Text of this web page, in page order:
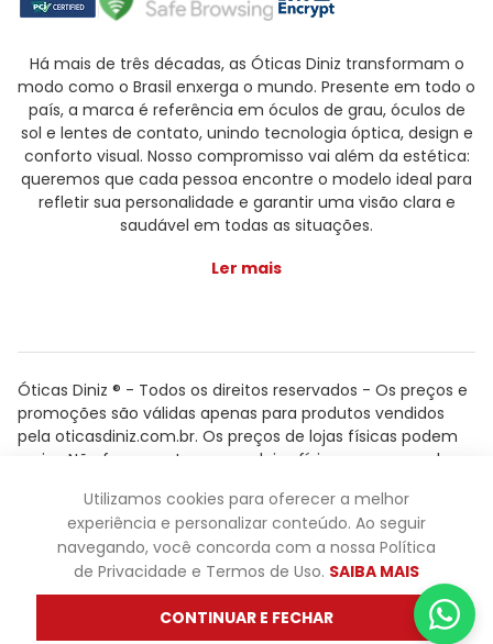
Há mais de três décadas, as Óticas Diniz transformam o
modo como o Brasil enxerga o mundo. Presente em todo o
país, a marca é referência em óculos de grau, óculos de
sol e lentes de contato, unindo tecnologia óptica, design e
conforto visual. Nosso compromisso vai além da estética:
queremos que cada pessoa encontre o modelo ideal para
refletir sua personalidade e garantir uma visão clara e
saudável em todas as situações.
Ler mais
Óticas Diniz ® - Todos os direitos reservados - Os preços e
promoções são válidas apenas para produtos vendidos
pela oticasdiniz.com.br. Os preços de lojas físicas podem
variar. Não fazemos trocas em lojas físicas, apenas pelo
Powered by
Utilizamos cookies para oferecer a melhor
experiência e personalizar conteúdo. Ao seguir
navegando, você concorda com a nossa Política
de Privacidade e Termos de Uso. SAIBA MAIS
CONTINUAR E FECHAR